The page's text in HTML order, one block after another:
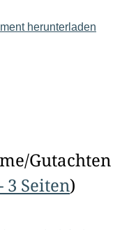
herunterladen
Gutachten
3 Seiten)